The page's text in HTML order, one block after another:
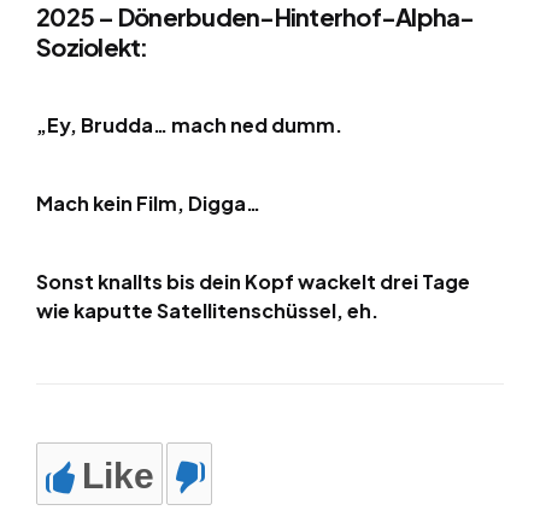
2025 – Dönerbuden-Hinterhof-Alpha-
Soziolekt:
„Ey, Brudda… mach ned dumm.
Mach kein Film, Digga…
Sonst knallts bis dein Kopf wackelt drei Tage
wie kaputte Satellitenschüssel, eh.
Like